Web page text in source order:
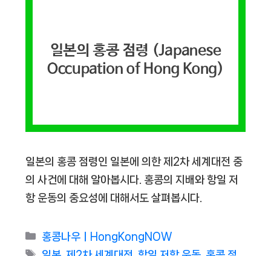
일본의 홍콩 점령인 일본에 의한 제2차 세계대전 중
의 사건에 대해 알아봅시다. 홍콩의 지배와 항일 저
항 운동의 중요성에 대해서도 살펴봅시다.
Categories
홍콩나우ㅣHongKongNOW
Tags